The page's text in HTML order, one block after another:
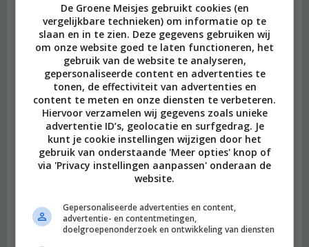
[…] zijn deze week wel lekker aan het bakken zeg! Eerst al
pannenkoeken met cashewcream en fruit en nu deze super
makkelijke homemade haverrepen met kokos-karamel ‘drizzle.’
Soms moet […]
Beantwoorden
Leuke Dingen #29 | De Groene Meisjes schreef:
2015 OM
broccoli pesto, op maandag kon je aan de slag met chocolade
pannenkoeken met cashewcream en vers fruit en gisteren
De Groene Meisjes gebruikt cookies (en
vergelijkbare technieken) om informatie op te
slaan en in te zien. Deze gegevens gebruiken wij
om onze website goed te laten functioneren, het
gebruik van de website te analyseren,
gepersonaliseerde content en advertenties te
tonen, de effectiviteit van advertenties en
content te meten en onze diensten te verbeteren.
Hiervoor verzamelen wij gegevens zoals unieke
advertentie ID’s, geolocatie en surfgedrag. Je
kunt je cookie instellingen wijzigen door het
gebruik van onderstaande 'Meer opties' knop of
via 'Privacy instellingen aanpassen' onderaan de
website.
Gepersonaliseerde advertenties en content,
advertentie- en contentmetingen,
doelgroepenonderzoek en ontwikkeling van diensten